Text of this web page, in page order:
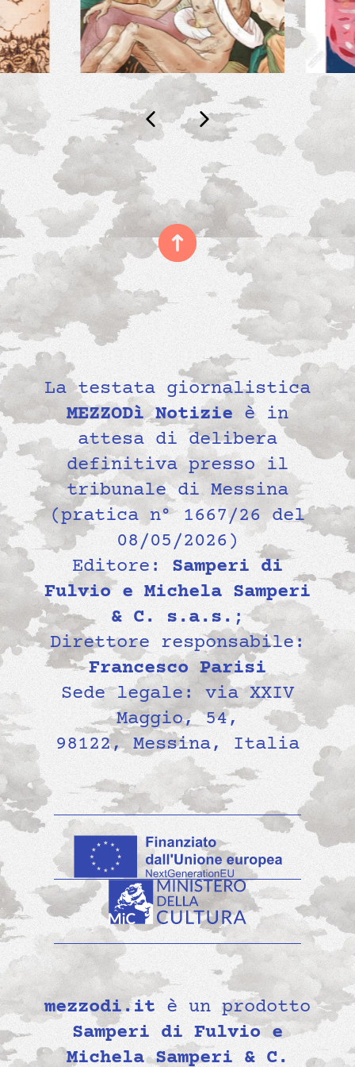
La testata giornalistica
MEZZODì Notizie è in
attesa di delibera
definitiva presso il
tribunale di Messina
(pratica n° 1667/26 del
08/05/2026)
Editore: Samperi di
Fulvio e Michela Samperi
& C. s.a.s. ;
Direttore responsabile:
Francesco Parisi
Sede legale: via XXIV
Maggio, 54,
98122, Messina, Italia
mezzodi.it è un prodotto
Samperi di Fulvio e
Michela Samperi & C.